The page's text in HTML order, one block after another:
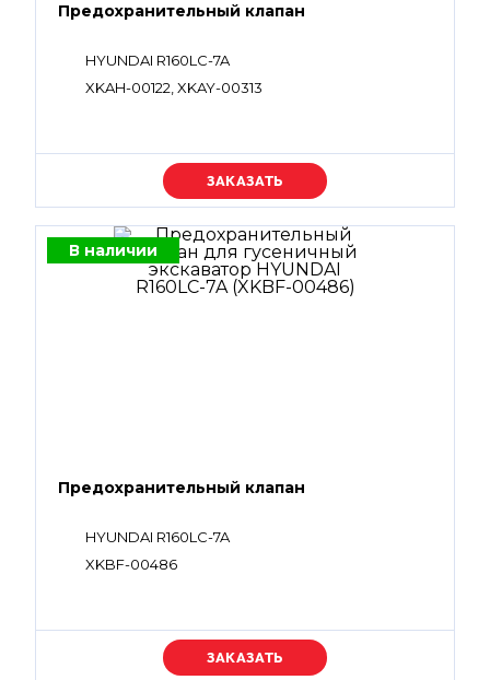
Предохранительный клапан
HYUNDAI R160LC-7A
XKAH-00122, XKAY-00313
Уточняйте цену
В наличии
Предохранительный клапан
HYUNDAI R160LC-7A
XKBF-00486
Уточняйте цену